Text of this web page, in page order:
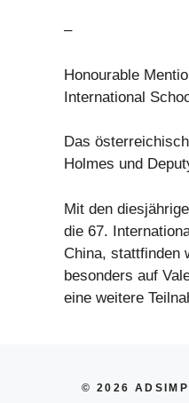
–
Honourable
International
Das
Holmes und
Mit den
die 67.
China, stattfinden
besonders auf
eine weitere
© 2026